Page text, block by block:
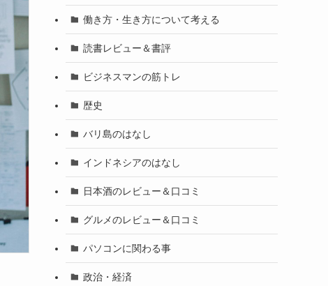
働き方・生き方について考える
読書レビュー＆書評
ビジネスマンの筋トレ
歴史
バリ島のはなし
インドネシアのはなし
日本酒のレビュー＆口コミ
グルメのレビュー＆口コミ
パソコンに関わる事
政治・経済